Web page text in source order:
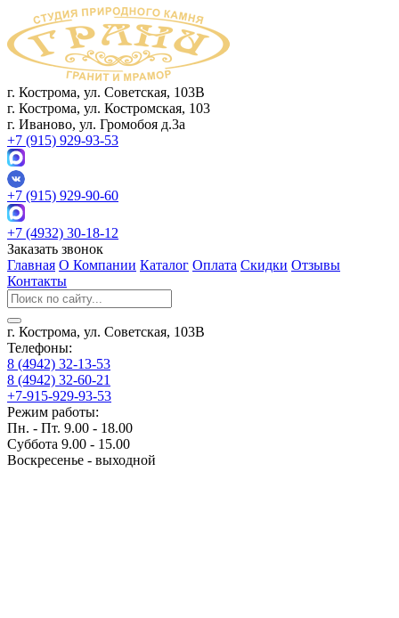
г. Кострома, ул. Советская, 103В
г. Кострома, ул. Костромская, 103
г. Иваново, ул. Громобоя д.3а
+7 (915) 929-93-53
+7 (915) 929-90-60
+7 (4932) 30-18-12
Заказать звонок
Главная О Компании Каталог Оплата Скидки Отзывы
Контакты
г. Кострома, ул. Советская, 103В
Телефоны:
8 (4942) 32-13-53
8 (4942) 32-60-21
+7-915-929-93-53
Режим работы:
Пн. - Пт. 9.00 - 18.00
Суббота 9.00 - 15.00
Воскресенье - выходной